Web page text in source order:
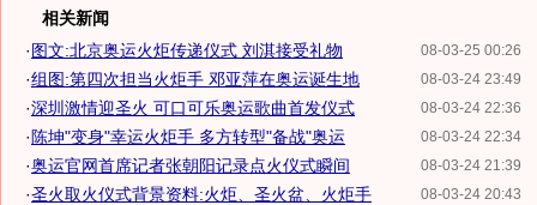
相关新闻
08-03-25 00:26
·图文:北京奥运火炬传递仪式 刘淇接受礼物
08-03-24 23:49
·组图:第四次担当火炬手 邓亚萍在奥运诞生地
08-03-24 22:36
·深圳激情迎圣火 可口可乐奥运歌曲首发仪式
08-03-24 22:34
· 陈坤"变身"幸运火炬手 多方转型"备战"奥运
08-03-24 21:39
·奥运官网首席记者张朝阳记录点火仪式瞬间
08-03-24 20:43
·圣火取火仪式背景资料:火炬、圣火盆、火炬手